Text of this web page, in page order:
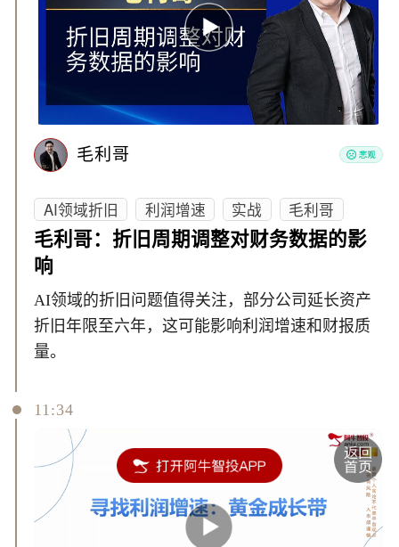
毛利哥
AI领域折旧 利润增速 实战
毛利哥
毛利哥：折旧周期调整对财务数据的影
响
AI领域的折旧问题值得关注，部分公司延长资产
折旧年限至六年，这可能影响利润增速和财报质
量。
11:34